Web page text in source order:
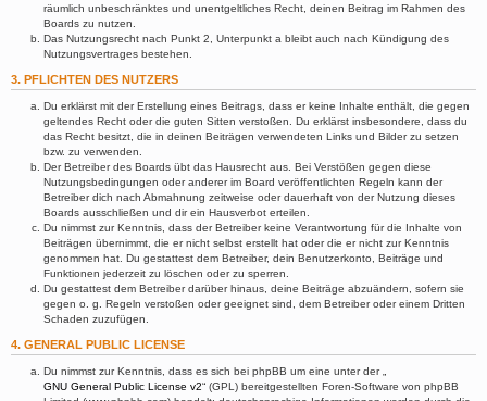
räumlich unbeschränktes und unentgeltliches Recht, deinen Beitrag im Rahmen des
Boards zu nutzen.
Das Nutzungsrecht nach Punkt 2, Unterpunkt a bleibt auch nach Kündigung des
Nutzungsvertrages bestehen.
3. PFLICHTEN DES NUTZERS
Du erklärst mit der Erstellung eines Beitrags, dass er keine Inhalte enthält, die gegen
geltendes Recht oder die guten Sitten verstoßen. Du erklärst insbesondere, dass du
das Recht besitzt, die in deinen Beiträgen verwendeten Links und Bilder zu setzen
bzw. zu verwenden.
Der Betreiber des Boards übt das Hausrecht aus. Bei Verstößen gegen diese
Nutzungsbedingungen oder anderer im Board veröffentlichten Regeln kann der
Betreiber dich nach Abmahnung zeitweise oder dauerhaft von der Nutzung dieses
Boards ausschließen und dir ein Hausverbot erteilen.
Du nimmst zur Kenntnis, dass der Betreiber keine Verantwortung für die Inhalte von
Beiträgen übernimmt, die er nicht selbst erstellt hat oder die er nicht zur Kenntnis
genommen hat. Du gestattest dem Betreiber, dein Benutzerkonto, Beiträge und
Funktionen jederzeit zu löschen oder zu sperren.
Du gestattest dem Betreiber darüber hinaus, deine Beiträge abzuändern, sofern sie
gegen o. g. Regeln verstoßen oder geeignet sind, dem Betreiber oder einem Dritten
Schaden zuzufügen.
4. GENERAL PUBLIC LICENSE
Du nimmst zur Kenntnis, dass es sich bei phpBB um eine unter der „
GNU General Public License v2“ (GPL) bereitgestellten Foren-Software von phpBB